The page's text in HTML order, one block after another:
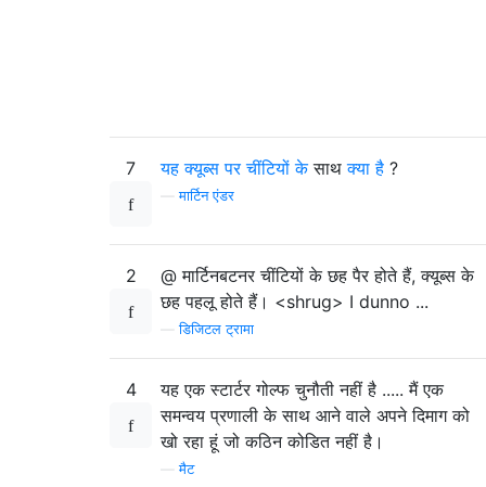
7 यहक्यूब्स पर चींटियों केसाथक्या है ?
—मार्टिन एंडर
2
@ मार्टिनबटनर चींटियों के छह पैर होते हैं, क्यूब्स के
छह पहलू होते हैं। <shrug> I dunno ...
—डिजिटल ट्रामा
4
यह एक स्टार्टर गोल्फ चुनौती नहीं है ..... मैं एक
समन्वय प्रणाली के साथ आने वाले अपने दिमाग को
खो रहा हूं जो कठिन कोडित नहीं है।
—मैट